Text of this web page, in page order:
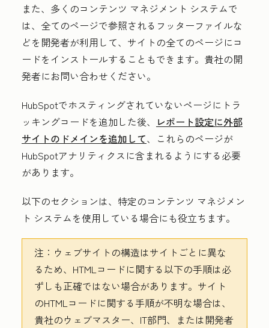
また、多くのコンテンツ マネジメント システムで
は、全てのページで参照されるフッターファイルな
どを開発者が利用して、サイトの全てのページにコ
ードをインストールすることもできます。貴社の開
発者にお問い合わせください。
HubSpotでホスティングされていないページにトラ
ッキングコードを追加した後、
レポート設定に外部
サイトのドメインを追加して、これらのページが
HubSpotアナリティクスに含まれるようにする必要
があります。
以下のセクションは、特定のコンテンツ マネジメン
ト システムを使用している場合にも役立ちます。
注： ウェブサイトの構造はサイトごとに異な
るため、HTMLコードに関する以下の手順は必
ずしも正確ではない場合があります。サイト
のHTMLコードに関する手順が不明な場合は、
貴社のウェブマスター、IT部門、または開発者